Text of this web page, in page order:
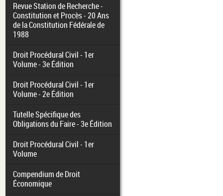
Revue Station de Recherche -
Constitution et Procès - 20 Ans
de la Constitution Fédérale de
1988
Droit Procédural Civil - 1er
Volume - 3e Édition
Droit Procédural Civil - 1er
Volume - 2e Édition
Tutelle Spécifique des
Obligations du Faire - 3e Édition
Droit Procédural Civil - 1er
Volume
Compendium de Droit
Économique